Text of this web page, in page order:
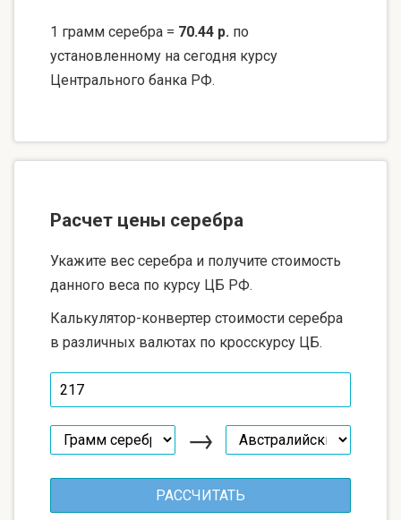
1 грамм серебра = 70.44 р. по
установленному на сегодня курсу
Центрального банка РФ.
Расчет цены серебра
Укажите вес серебра и получите стоимость
данного веса по курсу ЦБ РФ.
Калькулятор-конвертер стоимости серебра
в различных валютах по кросскурсу ЦБ.
→